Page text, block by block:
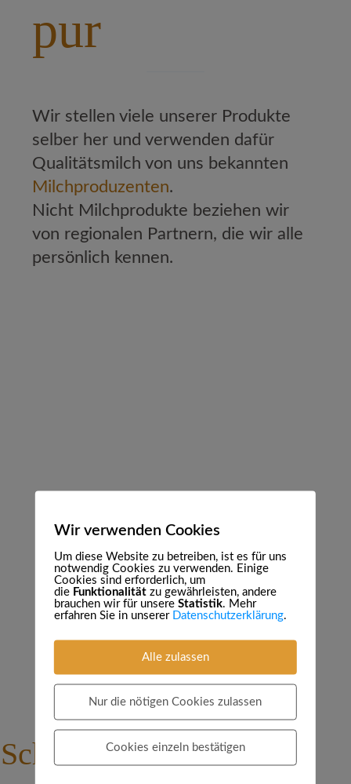
pur
Wir stellen viele unserer Produkte
selber her und verwenden dafür
Qualitätsmilch von uns bekannten
Milchproduzenten.
Nicht Milchprodukte beziehen wir
von regionalen Partnern, die wir alle
persönlich kennen.
Mehr als "nur"
Käse
Schenken macht Freude
Wir verwenden Cookies
Um diese Website zu betreiben, ist es für uns
notwendig Cookies zu verwenden. Einige
Cookies sind erforderlich, um
die Funktionalitätzu gewährleisten, andere
brauchen wir für unsere Statistik. Mehr
erfahren Sie in unserer Datenschutzerklärung.
Alle zulassen
Nur die nötigen Cookies zulassen
Cookies einzeln bestätigen